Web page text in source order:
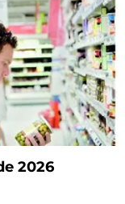
2026